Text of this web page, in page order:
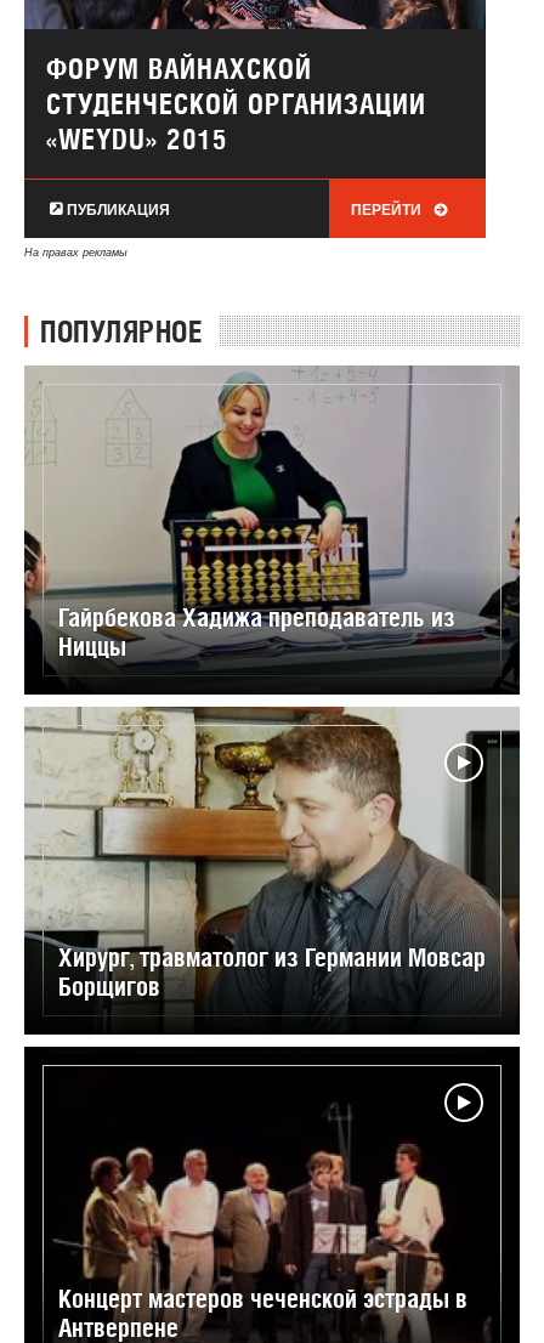
ФОРУМ ВАЙНАХСКОЙ
СТУДЕНЧЕСКОЙ ОРГАНИЗАЦИИ
«WEYDU» 2015
ПУБЛИКАЦИЯ ПЕРЕЙТИ
На правах рекламы
ПОПУЛЯРНОЕ
Гайрбекова Хадижа преподаватель из
Ниццы
Хирург, травматолог из Германии Мовсар
Борщигов
Концерт мастеров чеченской эстрады в
Антверпене